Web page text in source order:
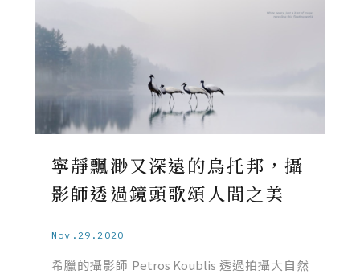
寧靜飄渺又深遠的烏托邦，攝
影師透過鏡頭歌頌人間之美
Nov.29.2020
希臘的攝影師 Petros Koublis 透過拍攝大自然